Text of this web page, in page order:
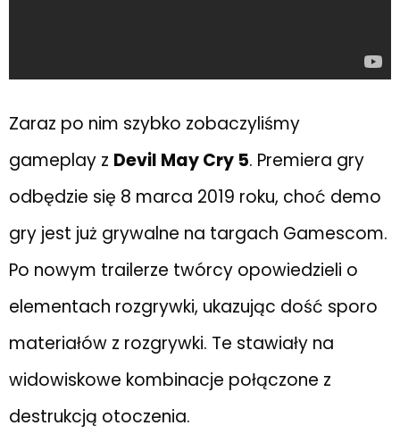
Zaraz po nim szybko zobaczyliśmy
gameplay z Devil May Cry 5. Premiera gry
odbędzie się 8 marca 2019 roku, choć demo
gry jest już grywalne na targach Gamescom.
Po nowym trailerze twórcy opowiedzieli o
elementach rozgrywki, ukazując dość sporo
materiałów z rozgrywki. Te stawiały na
widowiskowe kombinacje połączone z
destrukcją otoczenia.